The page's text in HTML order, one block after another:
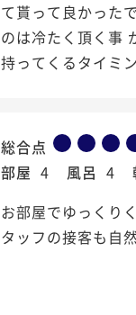
て貰って良かった
のは冷たく頂く事
持ってくるタイミ
総合点
部屋 4 風呂 4
お部屋でゆっくり
タッフの接客も自